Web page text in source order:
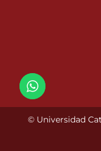
© Universidad